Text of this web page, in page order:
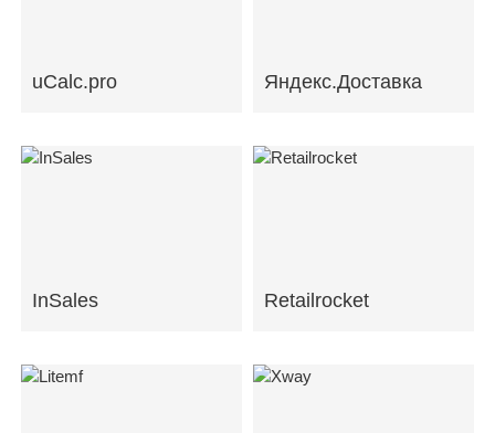
uCalc.pro Яндекс.Доставка
InSales Retailrocket